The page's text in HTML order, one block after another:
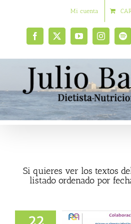
Mi cuenta
Facebook
X YouTubeInstagram
Si quieres ver los textos
listado ordenado por
en alimentos